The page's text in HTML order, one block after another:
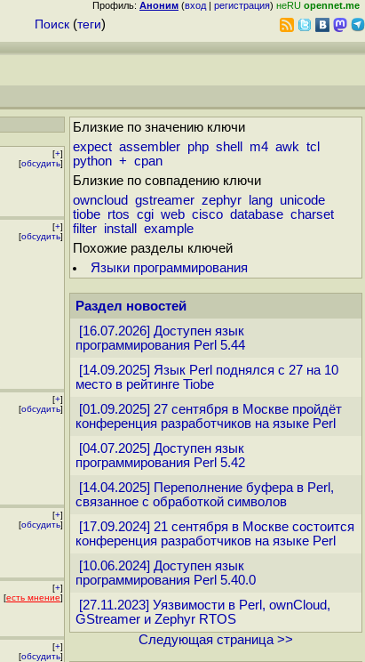
Профиль: Аноним (вход | регистрация) неRU opennet.me
Поиск (теги)
[+]
[обсудить]
[+]
[обсудить]
[+]
[обсудить]
[+]
[обсудить]
[+]
[есть мнение]
[+]
[обсудить]
Близкие по значению ключи
expect assembler php shell m4 awk tcl
python + cpan
Близкие по совпадению ключи
owncloud
gstreamer zephyr lang unicode
tiobe rtos cgi web cisco database charset
filter install
example
Похожие разделы ключей
Языки программирования
Раздел новостей
[16.07.2026] Доступен язык
программирования Perl 5.44
[14.09.2025] Язык Perl поднялся с 27 на 10
место в рейтинге Tiobe
[01.09.2025] 27 сентября в Москве пройдёт
конференция разработчиков на языке Perl
[04.07.2025] Доступен язык
программирования Perl 5.42
[14.04.2025] Переполнение буфера в Perl,
связанное с обработкой символов
[17.09.2024] 21 сентября в Москве состоится
конференция разработчиков на языке Perl
[10.06.2024] Доступен язык
программирования Perl 5.40.0
[27.11.2023] Уязвимости в Perl, ownCloud,
GStreamer и Zephyr RTOS
Следующая страница >>